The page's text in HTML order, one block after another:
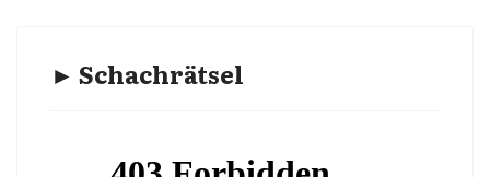
► Schachrätsel